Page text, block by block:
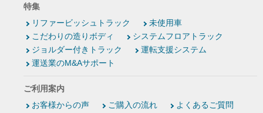
特集
リファービッシュトラック
未使用車
こだわりの造りボディ
システムフロアトラック
ジョルダー付きトラック
運転支援システム
運送業のM&Aサポート
ご利用案内
お客様からの声
ご購入の流れ
よくあるご質問